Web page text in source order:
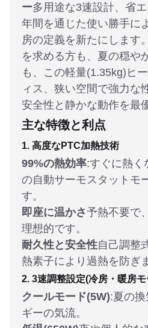
ー多用途な3速設計、省
年間を通じた使い勝手に
房の定義を新たにします
を求める方も、夏の穏や
も、この軽量(1.35kg)ヒ
ィス、狭い空間で強力な
安全性と静かな動作を最
主な特徴と利点
1. 高度なPTC加熱技術
99%の熱効率:すぐに熱く
の自動サーモスタットモ
す。
即座に温かさ予熱不要で
理想的です。
耐久性と安全性自己調整
熱素子により過熱を防ぎ
2. 3速調整設定(冷房・暖房
クールモード(5W):夏の
ギーの気流。